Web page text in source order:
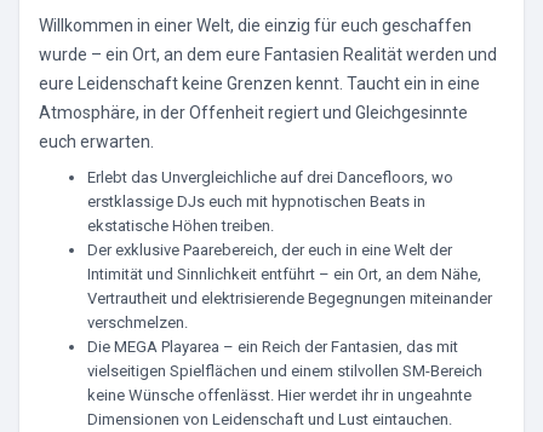
Willkommen in einer Welt, die einzig für euch geschaffen
wurde – ein Ort, an dem eure Fantasien Realität werden und
eure Leidenschaft keine Grenzen kennt. Taucht ein in eine
Atmosphäre, in der Offenheit regiert und Gleichgesinnte
euch erwarten.
Erlebt das Unvergleichliche auf drei Dancefloors, wo
erstklassige DJs euch mit hypnotischen Beats in
ekstatische Höhen treiben.
Der exklusive Paarebereich, der euch in eine Welt der
Intimität und Sinnlichkeit entführt – ein Ort, an dem Nähe,
Vertrautheit und elektrisierende Begegnungen miteinander
verschmelzen.
Die MEGA Playarea – ein Reich der Fantasien, das mit
vielseitigen Spielflächen und einem stilvollen SM-Bereich
keine Wünsche offenlässt. Hier werdet ihr in ungeahnte
Dimensionen von Leidenschaft und Lust eintauchen.